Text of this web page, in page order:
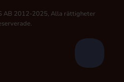
AB 2012-2025, Alla rättigheter